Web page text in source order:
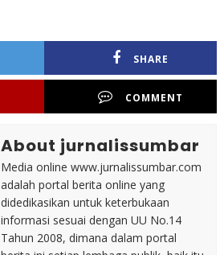
SHARE
COMMENT
About jurnalissumbar
Media online www.jurnalissumbar.com
adalah portal berita online yang
didedikasikan untuk keterbukaan
informasi sesuai dengan UU No.14
Tahun 2008, dimana dalam portal